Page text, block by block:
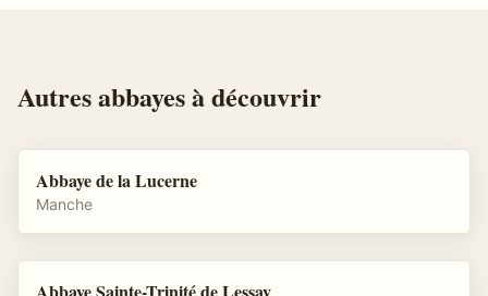
Autresabbayesà découvrir
Abbaye de la Lucerne
Manche